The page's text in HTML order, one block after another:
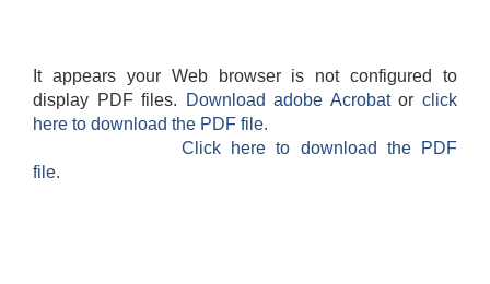
It appears your Web browser is not configured to
display PDF files.
Download adobe Acrobatorclick
here to download the PDF file.
Click here to download the PDF
file.